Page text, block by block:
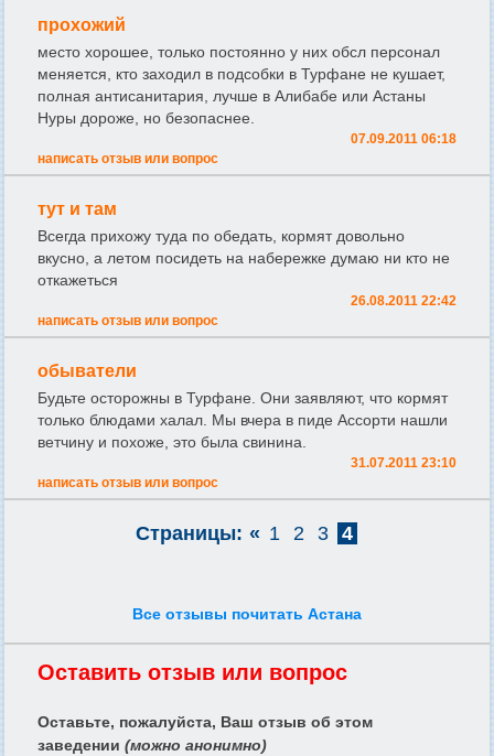
прохожий
место хорошее, только постоянно у них обсл персонал
меняется, кто заходил в подсобки в Турфане не кушает,
полная антисанитария, лучше в Алибабе или Астаны
Нуры дороже, но безопаснее.
07.09.2011 06:18
написать отзыв или вопрос
тут и там
Всегда прихожу туда по обедать, кормят довольно
вкусно, а летом посидеть на набережке думаю ни кто не
откажеться
26.08.2011 22:42
написать отзыв или вопрос
обыватели
Будьте осторожны в Турфане. Они заявляют, что кормят
только блюдами халал. Мы вчера в пиде Ассорти нашли
ветчину и похоже, это была свинина.
31.07.2011 23:10
написать отзыв или вопрос
Страницы: « 1 2 3 4
Все отзывы почитать Астана
Оставить отзыв или вопрос
Оставьте, пожалуйста, Ваш отзыв об этом
заведении (можно анонимно)